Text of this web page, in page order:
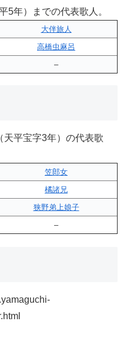
5年）までの代表歌人。
大伴旅人
高橋虫麻呂
–
平宝字3年）の代表歌
笠郎女
橘諸兄
狭野弟上娘子
–